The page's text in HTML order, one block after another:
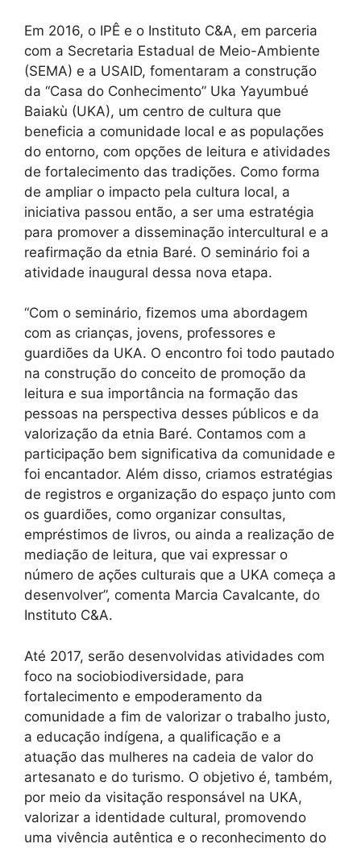
Em 2016, o IPÊ e o Instituto C&A, em parceria
com a Secretaria Estadual de Meio-Ambiente
(SEMA) e a USAID, fomentaram a construção
da “Casa do Conhecimento” Uka Yayumbué
Baiakù (UKA), um centro de cultura que
beneficia a comunidade local e as populações
do entorno, com opções de leitura e atividades
de fortalecimento das tradições. Como forma
de ampliar o impacto pela cultura local, a
iniciativa passou então, a ser uma estratégia
para promover a disseminação intercultural e a
reafirmação da etnia Baré. O seminário foi a
atividade inaugural dessa nova etapa.
“Com o seminário, fizemos uma abordagem
com as crianças, jovens, professores e
guardiões da UKA. O encontro foi todo pautado
na construção do conceito de promoção da
leitura e sua importância na formação das
pessoas na perspectiva desses públicos e da
valorização da etnia Baré. Contamos com a
participação bem significativa da comunidade e
foi encantador. Além disso, criamos estratégias
de registros e organização do espaço junto com
os guardiões, como organizar consultas,
empréstimos de livros, ou ainda a realização de
mediação de leitura, que vai expressar o
número de ações culturais que a UKA começa a
desenvolver”, comenta Marcia Cavalcante, do
Instituto C&A.
Até 2017, serão desenvolvidas atividades com
foco na sociobiodiversidade, para
fortalecimento e empoderamento da
comunidade a fim de valorizar o trabalho justo,
a educação indígena, a qualificação e a
atuação das mulheres na cadeia de valor do
artesanato e do turismo. O objetivo é, também,
por meio da visitação responsável na UKA,
valorizar a identidade cultural, promovendo
uma vivência autêntica e o reconhecimento do